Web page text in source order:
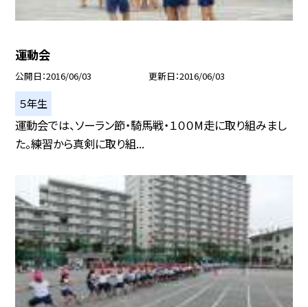
運動会
公開日 2016/06/03 更新日 2016/06/03
５年生
運動会では、ソーラン節・騎馬戦・１００M走に取り組みまし
た。練習から真剣に取り組...